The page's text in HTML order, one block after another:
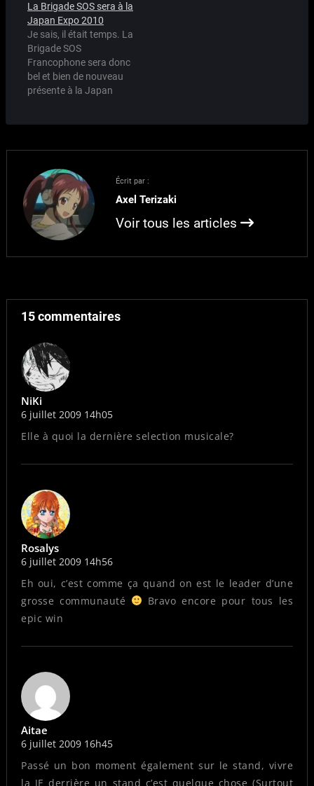
la version longue faisait
quand même 5 min 30,
ce qui aurait été fort long
pour un clip j'en conviens
tout à fait.)
httpv://www.youtube.com/watch?
v=MP_8v4U5M9E Vous
La Brigade SOS sera à la
Japan Expo 2010
Je sais, il était temps. La
Brigade SOS
Francophone sera donc
bel et bien de nouveau
présente à la Japan
serons très simples à
trouver: tout en haut à
gauche des…
Écrit par :
Axel Terizaki
Voir tous les articles
15 commentaires
NiKi
6 juillet 2009 14h05
Elle à quoi la dernière selection musicale?
Rosalys
6 juillet 2009 14h56
Eh oui, c’est comme ça quand on est le leader d’une
grosse communauté
Bravo encore pour tous les
epic win
Aitae
6 juillet 2009 16h45
Passé un bon moment également sur le stand, vivre
la JE derrière un stand c’est quelque chose (Surtout